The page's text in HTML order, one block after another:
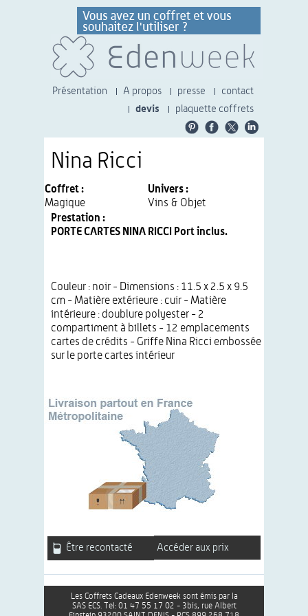
Présentation A propos presse
contact
devis
plaquette coffrets
Nina Ricci
Coffret :
Magique
Univers :
Vins & Objet
Prestation :
PORTE CARTES NINA RICCI Port inclus.
Couleur : noir - Dimensions : 11.5 x 2.5 x 9.5
cm - Matière extérieure : cuir - Matière
intérieure : doublure polyester - 2
compartiment à billets - 12 emplacements
cartes de crédits - Griffe Nina Ricci embossée
sur le porte cartes intérieur
Être recontacté Accéder aux prix
Les Coffrets Cadeaux Edenweek sont émis par la
SAS ECS. Tel: 01 47 55 17 02 - 3bis, rue Albert